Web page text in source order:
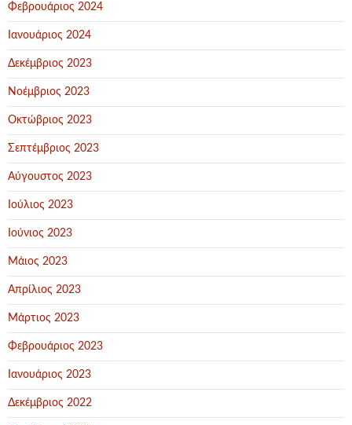
Φεβρουάριος 2024
Ιανουάριος 2024
Δεκέμβριος 2023
Νοέμβριος 2023
Οκτώβριος 2023
Σεπτέμβριος 2023
Αύγουστος 2023
Ιούλιος 2023
Ιούνιος 2023
Μάιος 2023
Απρίλιος 2023
Μάρτιος 2023
Φεβρουάριος 2023
Ιανουάριος 2023
Δεκέμβριος 2022